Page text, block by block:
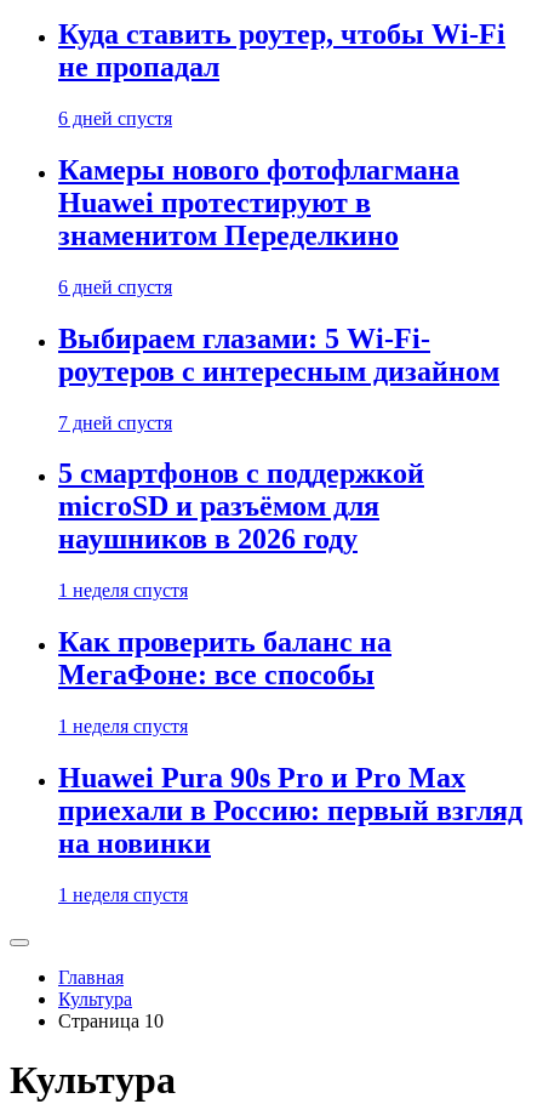
Куда ставить роутер, чтобы Wi-Fi
не пропадал
6 дней спустя
Камеры нового фотофлагмана
Huawei протестируют в
знаменитом Переделкино
6 дней спустя
Выбираем глазами: 5 Wi-Fi-
роутеров с интересным дизайном
7 дней спустя
5 смартфонов с поддержкой
microSD и разъёмом для
наушников в 2026 году
1 неделя спустя
Как проверить баланс на
МегаФоне: все способы
1 неделя спустя
Huawei Pura 90s Pro и Pro Max
приехали в Россию: первый взгляд
на новинки
1 неделя спустя
Главная
Культура
Страница 10
Культура